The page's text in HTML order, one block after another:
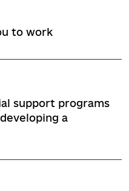
to work
support programs
a